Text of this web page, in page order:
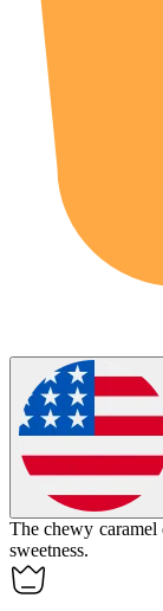
Thechewy caramel
sweetness.